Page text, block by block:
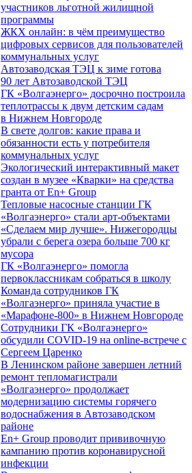
участников льготной жилищной
программы
ЖКХ онлайн: в чём преимущество
цифровых сервисов для пользователей
коммунальных услуг
Автозаводская ТЭЦ к зиме готова
90 лет Автозаводской ТЭЦ
ГК «Волгаэнерго» досрочно построила
теплотрассы к двум детским садам
в Нижнем Новгороде
В свете долгов: какие права и
обязанности есть у потребителя
коммунальных услуг
Экологический интерактивный макет
создан в музее «Кварки» на средства
гранта от En+ Group
Тепловые насосные станции ГК
«Волгаэнерго» стали арт-объектами
«Сделаем мир лучше». Нижегородцы
убрали с берега озера больше 700 кг
мусора
ГК «Волгаэнерго» помогла
первоклассникам собраться в школу
Команда сотрудников ГК
«Волгаэнерго» приняла участие в
«Марафоне-800» в Нижнем Новгороде
Сотрудники ГК «Волгаэнерго»
обсудили COVID-19 на online-встрече с
Сергеем Царенко
В Ленинском районе завершен летний
ремонт тепломагистрали
«Волгаэнерго» продолжает
модернизацию системы горячего
водоснабжения в Автозаводском
районе
En+ Group проводит прививочную
кампанию против коронавирусной
инфекции